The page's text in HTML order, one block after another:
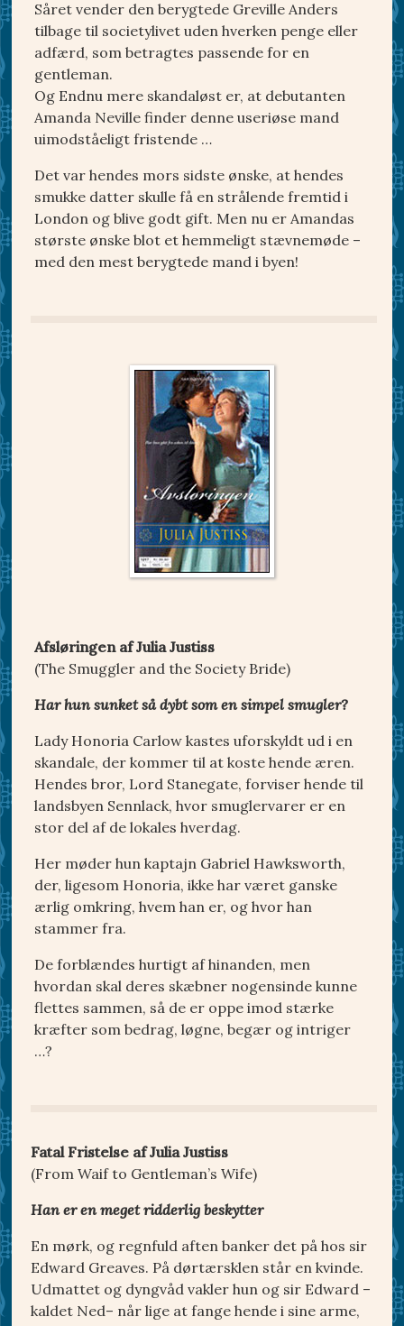
Såret vender den berygtede Greville Anders
tilbage til societylivet uden hverken penge eller
adfærd, som betragtes passende for en
gentleman.
Og Endnu mere skandaløst er, at debutanten
Amanda Neville finder denne useriøse mand
uimodståeligt fristende …
Det var hendes mors sidste ønske, at hendes
smukke datter skulle få en strålende fremtid i
London og blive godt gift. Men nu er Amandas
største ønske blot et hemmeligt stævnemøde –
med den mest berygtede mand i byen!
Afsløringen af Julia Justiss
(The Smuggler and the Society Bride)
Har hun sunket så dybt som en simpel smugler?
Lady Honoria Carlow kastes uforskyldt ud i en
skandale, der kommer til at koste hende æren.
Hendes bror, Lord Stanegate, forviser hende til
landsbyen Sennlack, hvor smuglervarer er en
stor del af de lokales hverdag.
Her møder hun kaptajn Gabriel Hawksworth,
der, ligesom Honoria, ikke har været ganske
ærlig omkring, hvem han er, og hvor han
stammer fra.
De forblændes hurtigt af hinanden, men
hvordan skal deres skæbner nogensinde kunne
flettes sammen, så de er oppe imod stærke
kræfter som bedrag, løgne, begær og intriger
…?
Fatal Fristelse af Julia Justiss
(From Waif to Gentleman’s Wife)
Han er en meget ridderlig beskytter
En mørk, og regnfuld aften banker det på hos sir
Edward Greaves. På dørtærsklen står en kvinde.
Udmattet og dyngvåd vakler hun og sir Edward –
kaldet Ned– når lige at fange hende i sine arme,